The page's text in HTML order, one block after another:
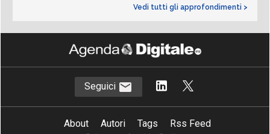
Vedi tutti gli approfondimenti >
Seguici
About Autori Tags
Rss Feed